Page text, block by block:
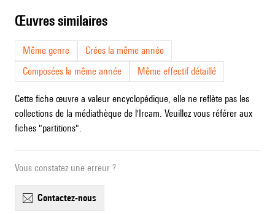
œuvres similaires
Même genre
Crées la même année
Composées la même année
Même effectif détaillé
Cette fiche œuvre a valeur encyclopédique, elle ne reflète pas les
collections de la médiathèque de l'Ircam. Veuillez vous référer aux
fiches "partitions".
Vous constatez une erreur ?
contactez-nous